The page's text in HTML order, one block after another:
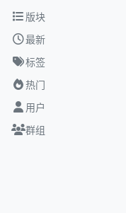
跳转至内容
版块
最新
标签
热门
用户
群组